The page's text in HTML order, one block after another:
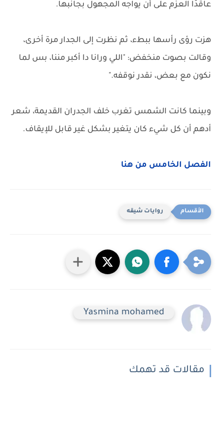
عاقدًا العزم على أن يواجه المجهول بجانبها.
هزت رؤى رأسها ببطء، ثم نظرت إلى الجدار مرة أخرى،
وقالت بصوت منخفض: "اللي ورانا دا أكبر مننا، بس لما
نكون مع بعض، نقدر نوقفه."
وبينما كانت الشمس تغرب خلف الجدران القديمة، شعر
أدهم أن كل شيء كان يتغير بشكل غير قابل للإيقاف.
الفصل الخامس من هنا
روايات شيقه
Yasmina mohamed
مقالات قد تهمك